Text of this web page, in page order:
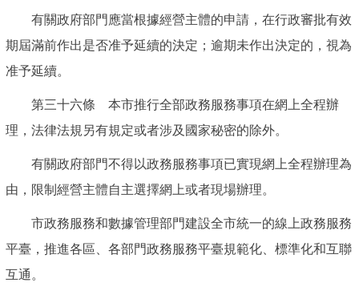
有關政府部門應當根據經營主體的申請，在行政審批有效
期屆滿前作出是否准予延續的決定；逾期未作出決定的，視為
准予延續。
第三十六條 本市推行全部政務服務事項在網上全程辦
理，法律法規另有規定或者涉及國家秘密的除外。
有關政府部門不得以政務服務事項已實現網上全程辦理為
由，限制經營主體自主選擇網上或者現場辦理。
市政務服務和數據管理部門建設全市統一的線上政務服務
平臺，推進各區、各部門政務服務平臺規範化、標準化和互聯
互通。